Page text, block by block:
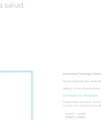
salud.